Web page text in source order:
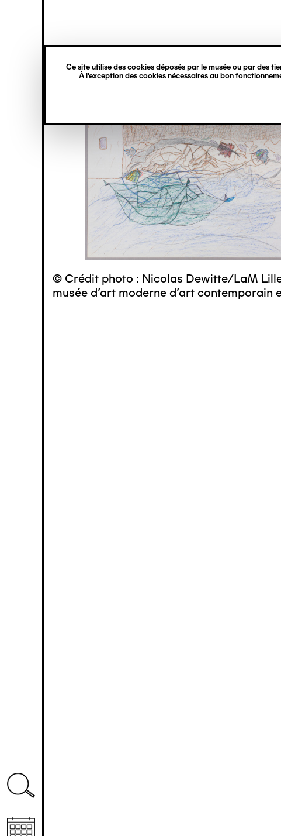
Ce site utilise des cookies déposés par le musée ou par des
À l’exception des cookies nécessaires au bon
principal
verticale
© Crédit photo : Nicolas Dewitte/LaM
musée d’art moderne d’art contemporain